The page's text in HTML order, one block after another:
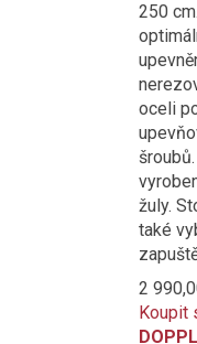
250
oceli
žuly.
také
2
Koupit